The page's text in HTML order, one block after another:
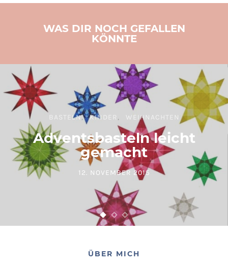
WAS DIR NOCH GEFALLEN
KÖNNTE
BASTELN KINDER WEIHNACHTEN
Adventsbasteln leicht
gemacht
POSTED ON
12. NOVEMBER 2015
ÜBER MICH